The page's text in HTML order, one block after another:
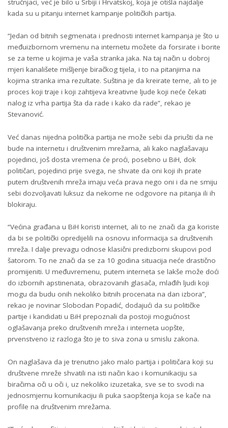
kada su u pitanju internet kampanje političkih partija.
“Jedan od bitnih segmenata i prednosti internet kampanja je što u
međuizbornom vremenu na internetu možete da forsirate i borite
se za teme u kojima je vaša stranka jaka. Na taj način u dobroj
mjeri kanališete mišljenje biračkog tijela, i to na pitanjima na
kojima stranka ima rezultate. Suština je da kreirate teme, ali to je
proces koji traje i koji zahtijeva kreativne ljude koji neće čekati
nalog iz vrha partija šta da rade i kako da rade”, rekao je
Stevanović.
Već danas nijedna politička partija ne može sebi da priušti da ne
bude na internetu i društvenim mrežama, ali kako naglašavaju
pojedinci, još dosta vremena će proći, posebno u BiH, dok
političari, pojedinci prije svega, ne shvate da oni koji ih prate
putem društvenih mreža imaju veća prava nego oni i da ne smiju
sebi dozvoljavati luksuz da nekome ne odgovore na pitanja ili ih
blokiraju.
“Većina građana u BiH koristi internet, ali to ne znači da ga koriste
da bi se politički opredijelili na osnovu informacija sa društvenih
mreža. I dalje prevagu odnose klasični predizborni skupovi pod
šatorom. To ne znači da se za 10 godina situacija neće drastično
promijeniti. U međuvremenu, putem interneta se lakše može doći
do izbornih apstinenata, obrazovanih glasača, mlađih ljudi koji
mogu da budu onih nekoliko bitnih procenata na dan izbora”,
rekao je novinar Slobodan Popadić, dodajući da su političke
partije i kandidati u BiH prepoznali da postoji mogućnost
oglašavanja preko društvenih mreža i interneta uopšte,
prvenstveno iz razloga što je to siva zona u smislu zakona.
On naglašava da je trenutno jako malo partija i političara koji su
društvene mreže shvatili na isti način kao i komunikaciju sa
biračima oči u oči i, uz nekoliko izuzetaka, sve se to svodi na
jednosmjernu komunikaciju ili puka saopštenja koja se kače na
profile na društvenim mrežama.